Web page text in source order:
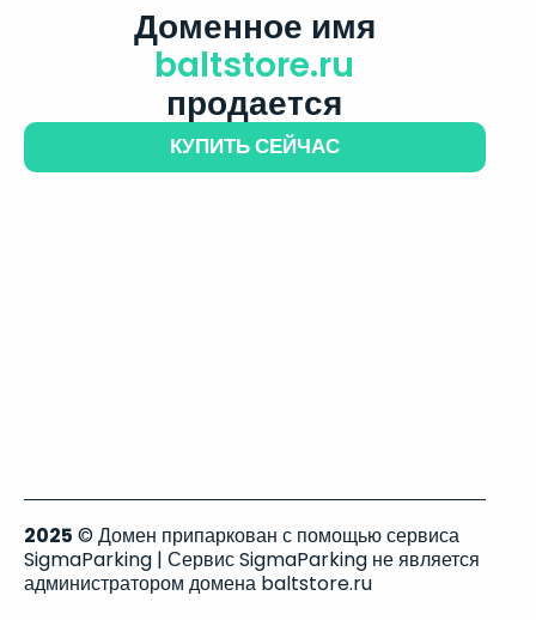
Доменное имя
baltstore.ru
продается
КУПИТЬ СЕЙЧАС
2025 © Домен припаркован с помощью сервиса
SigmaParking | Сервис SigmaParking не является
администратором домена baltstore.ru